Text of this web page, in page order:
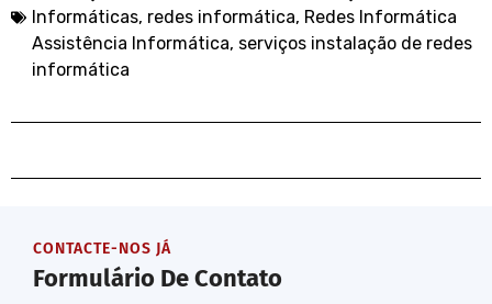
Informáticas, redes informática, Redes Informática
Assistência Informática, serviços instalação de redes
informática
CONTACTE-NOS JÁ
Formulário De Contato